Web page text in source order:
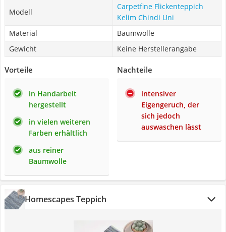
Modell
Carpetfine Flickenteppich
Kelim Chindi Uni
Material
Baumwolle
Gewicht
Keine Herstellerangabe
Vorteile
in Handarbeit
hergestellt
in vielen weiteren
Farben erhältlich
aus reiner
Baumwolle
Nachteile
intensiver
Eigengeruch, der
sich jedoch
auswaschen lässt
Homescapes Teppich